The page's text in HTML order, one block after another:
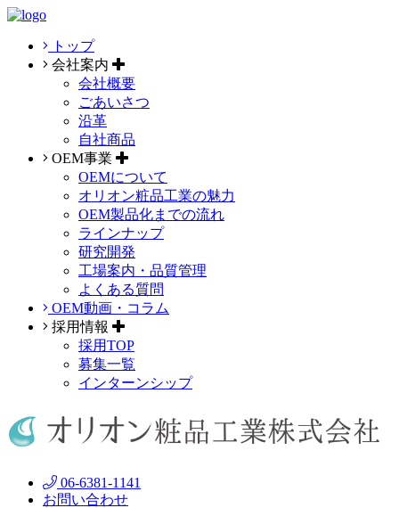
トップ
会社案内
会社概要
ごあいさつ
沿革
自社商品
OEM事業
OEMについて
オリオン粧品工業の魅力
OEM製品化までの流れ
ラインナップ
研究開発
工場案内・品質管理
よくある質問
OEM動画・コラム
採用情報
採用TOP
募集一覧
インターンシップ
06-6381-1141
お問い合わせ